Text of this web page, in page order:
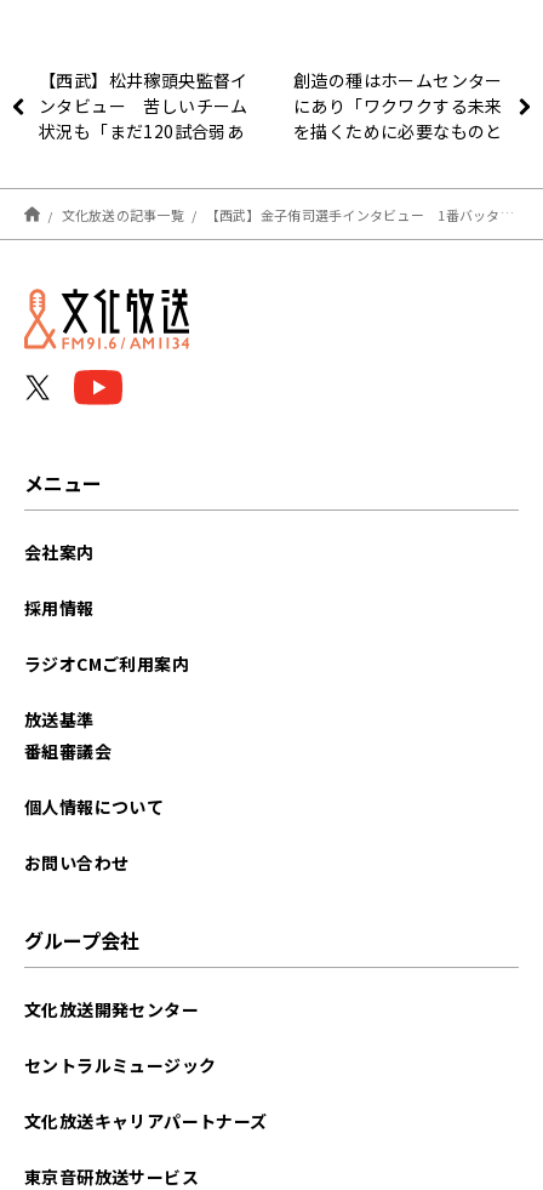
【西武】松井稼頭央監督イ
ンタビュー 苦しいチーム
状況も「まだ120試合弱あ
試合積み重ねていきたい」
創造の種はホームセンター
にあり「ワクワクする未来
を描くために必要なものと
ェ」）田丸雅智 片山暁雄
文化放送の記事一覧 【西武】金子侑司選手インタビュー 1番バッターとしての面白さとは？
メニュー
会社案内
採用情報
ラジオCMご利用案内
放送基準
番組審議会
個人情報について
お問い合わせ
グループ会社
文化放送開発センター
セントラルミュージック
文化放送キャリアパートナーズ
東京音研放送サービス